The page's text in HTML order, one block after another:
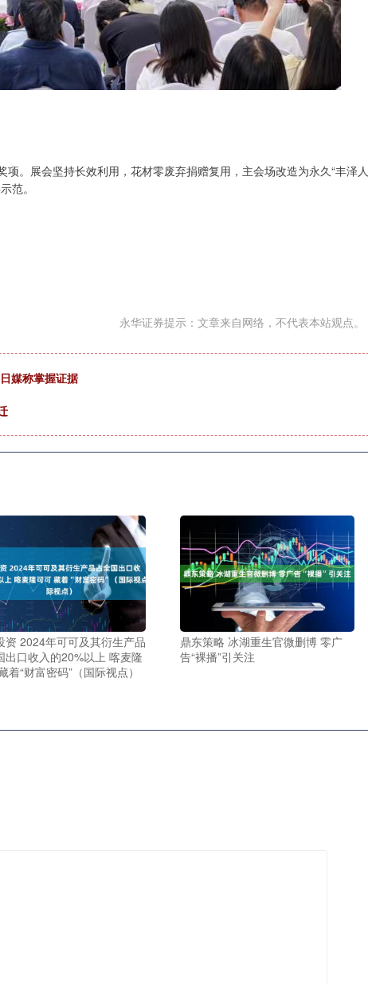
。展会坚持长效利用，花材零废弃捐赠复用，主会场改造为永久“丰泽人
范。
永华证券提示：文章来自网络，不代表本站观点。
媒称掌握证据
资 2024年可可及其衍生产品
出口收入的20%以上 喀麦隆
着“财富密码”（国际视点）
鼎东策略 冰湖重生官微删博 零广
告“裸播”引关注